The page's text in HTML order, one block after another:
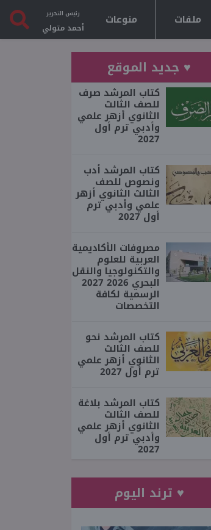
ملفات منوعات رئيس التحرير
أحمد متولي
♥ جديد الموقع
كتاب المرشد صرف
للصف الثالث
الثانوي أزهر علمي
وأدبي ترم أول
2027
كتاب المرشد أدب
ونصوص للصف
الثالث الثانوي أزهر
علمي وأدبي ترم
أول 2027
مصروفات الأكاديمية
العربية للعلوم
والتكنولوجيا والنقل
البحري 2026 2027
الرسمية لكافة
التخصصات
كتاب المرشد نحو
للصف الثالث
الثانوي أزهر علمي
ترم أول 2027
كتاب المرشد بلاغة
للصف الثالث
الثانوي أزهر علمي
وأدبي ترم أول
2027
♥ ترند اليوم